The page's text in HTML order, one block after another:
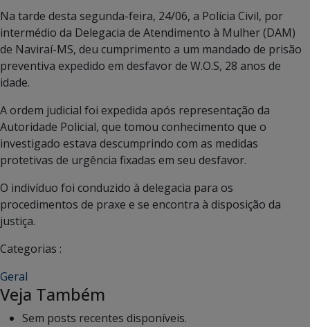
Na tarde desta segunda-feira, 24/06, a Polícia Civil, por
intermédio da Delegacia de Atendimento à Mulher (DAM)
de Naviraí-MS, deu cumprimento a um mandado de prisão
preventiva expedido em desfavor de W.O.S, 28 anos de
idade.
A ordem judicial foi expedida após representação da
Autoridade Policial, que tomou conhecimento que o
investigado estava descumprindo com as medidas
protetivas de urgência fixadas em seu desfavor.
O indivíduo foi conduzido à delegacia para os
procedimentos de praxe e se encontra à disposição da
justiça.
Categorias :
Geral
Veja Também
Sem posts recentes disponíveis.